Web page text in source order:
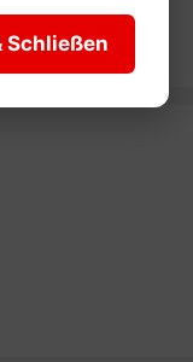
Schließen